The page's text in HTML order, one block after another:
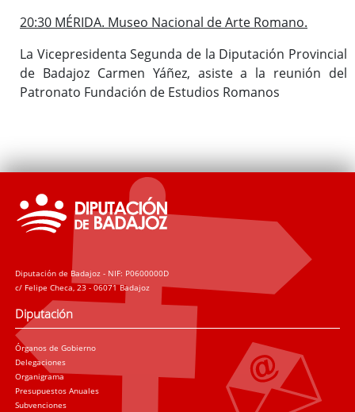
20:30 MÉRIDA. Museo Nacional de Arte Romano.
La Vicepresidenta Segunda de la Diputación Provincial
de Badajoz Carmen Yáñez, asiste a la reunión del
Patronato Fundación de Estudios Romanos
Diputación de Badajoz - NIF: P0600000D
c/ Felipe Checa, 23 - 06071 Badajoz
Diputación
Órganos de Gobierno
Delegaciones
Organigrama
Presupuestos Anuales
Subvenciones